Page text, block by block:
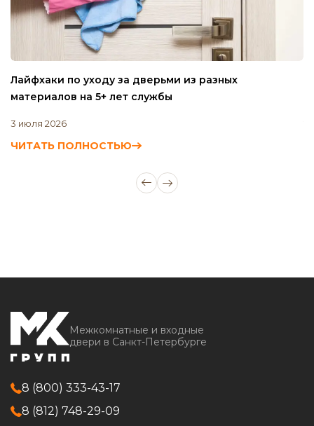
Лайфхаки по уходу за дверьми из разных
материалов на 5+ лет службы
3 июля 2026
ЧИТАТЬ ПОЛНОСТЬЮ
Межкомнатные и входные
двери в Санкт-Петербурге
8 (800) 333-43-17
8 (812) 748-29-09